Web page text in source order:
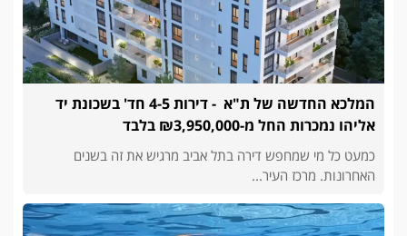
המלכא החדשה של ת"א - דירות 4-5 חד' בשכונת יד
אליהו נמכרות החל מ-₪3,950,000 בלבד
כמעט כל מי שמחפש דירה בתל אביב מרגיש את זה בשנים
האחרונות. מרכז העיר...